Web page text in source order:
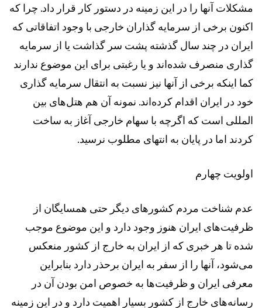
مشکلات آنها را در این زمینه در دستور کار قرار داد. چرا که
اکنون برخی از سرمایه گذاران خارجی با وجود اتفاقاتی که
ایران در چند سال گذشته پشت سر گذاشت یا از سرمایه
گذاری منصرف شده‌اند و یا رغبتی برای این موضوع ندارند
کما اینکه برخی از آنها نیز نسبت به انتقال سرمایه گذاری
خود در ایران اقدام کرده‌اند. نمونه آن هم هتل‌های بین
المللی است که اگرچه با سهام خارجی آغاز به ساخت
کردند اما در پایان به انتهای مطلوب نرسید.
اولویت چهارم
عدم شناخت مردم کشورهای دیگر حتی همسایگان از
ظرفیت‌های ایران هنوز وجود دارد و این موضوع موجب
شده تا هر خبری که از ایران به خارج از کشور منعکس
می‌شود، آنها را از سفر به ایران برحذر دارد بنابراین
معرفی ایران و ظرفیت‌ها به خصوص امن بودن آن در
رسانه‌های خارج از کشور بسیار اهمیت دارد و در این زمینه